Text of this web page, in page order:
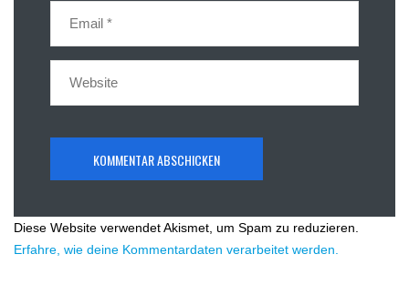
Diese Website verwendet Akismet, um Spam zu reduzieren.
Erfahre, wie deine Kommentardaten verarbeitet werden.